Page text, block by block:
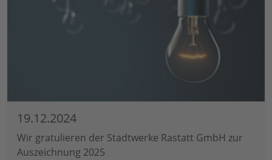
19.12.2024
Wir gratulieren der Stadtwerke Rastatt GmbH zur
Auszeichnung 2025